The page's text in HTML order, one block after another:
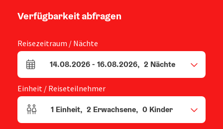
Verfügbarkeit abfragen
Reisezeitraum / Nächte
An- und Abreisefelder
14.08.2026- 16.08.2026, 2 Nächte
Einheit / Reiseteilnehmer
Einheitenanzahl und Personenfelder
1 Einheit, 2 Erwachsene, 0 Kinder